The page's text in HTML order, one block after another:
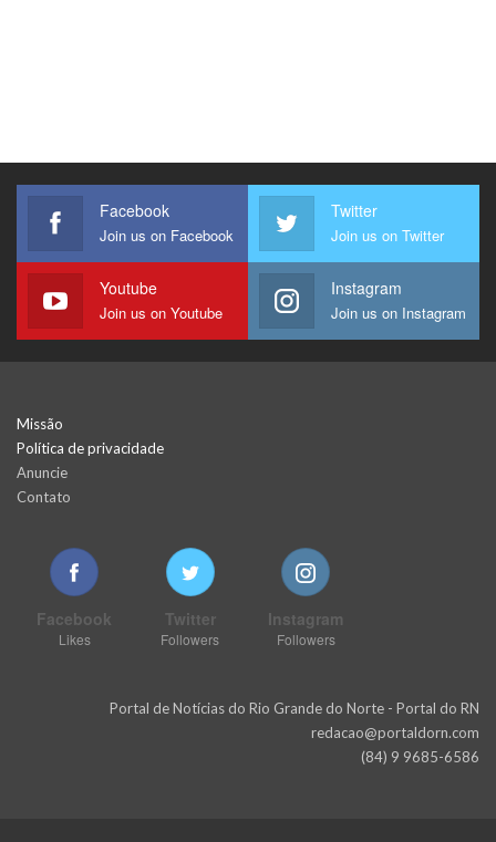
Facebook
Join us on Facebook
Twitter
Join us on Twitter
Youtube
Join us on Youtube
Instagram
Join us on Instagram
Missão
Política de privacidade
Anuncie
Contato
Facebook
Likes
Twitter
Followers
Instagram
Followers
Portal de Notícias do Rio Grande do Norte - Portal do RN
redacao@portaldorn.com
(84) 9 9685-6586